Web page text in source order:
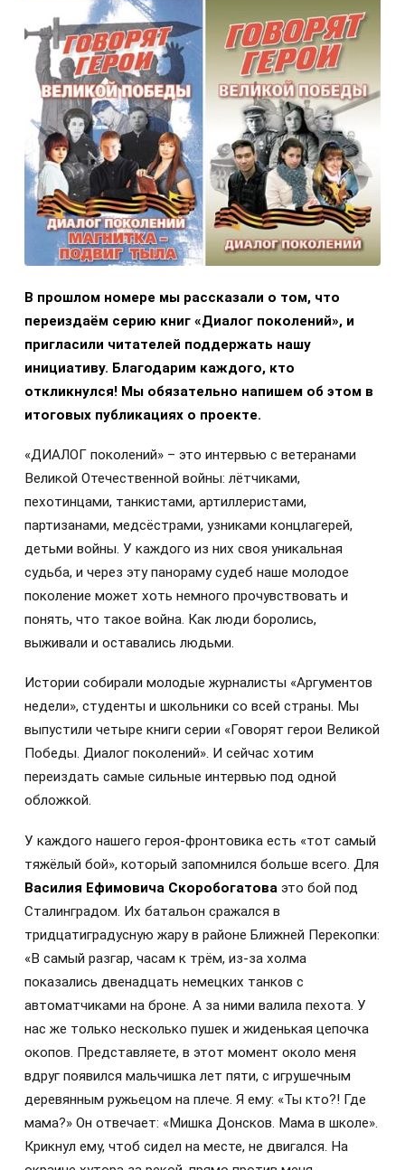
В прошлом номере мы рассказали о том, что
переиздаём серию книг «Диалог поколений», и
пригласили читателей поддержать нашу
инициативу. Благодарим каждого, кто
откликнулся! Мы обязательно напишем об этом в
итоговых публикациях о проекте.
«ДИАЛОГ поколений» – это интервью с ветеранами
Великой Отечественной войны: лётчиками,
пехотинцами, танкистами, артиллеристами,
партизанами, медсёстрами, узниками концлагерей,
детьми войны. У каждого из них своя уникальная
судьба, и через эту панораму судеб наше молодое
поколение может хоть немного прочувствовать и
понять, что такое война. Как люди боролись,
выживали и оставались людьми.
Истории собирали молодые журналисты «Аргументов
недели», студенты и школьники со всей страны. Мы
выпустили четыре книги серии «Говорят герои Великой
Победы. Диалог поколений». И сейчас хотим
переиздать самые сильные интервью под одной
обложкой.
У каждого нашего героя-фронтовика есть «тот самый
тяжёлый бой», который запомнился больше всего. Для
Василия Ефимовича Скоробогатова это бой под
Сталинградом. Их батальон сражался в
тридцатиградусную жару в районе Ближней Перекопки:
«В самый разгар, часам к трём, из-за холма
показались двенадцать немецких танков с
автоматчиками на броне. А за ними валила пехота. У
нас же только несколько пушек и жиденькая цепочка
окопов. Представляете, в этот момент около меня
вдруг появился мальчишка лет пяти, с игрушечным
деревянным ружьецом на плече. Я ему: «Ты кто?! Где
мама?» Он отвечает: «Мишка Донсков. Мама в школе».
Крикнул ему, чтоб сидел на месте, не двигался. На